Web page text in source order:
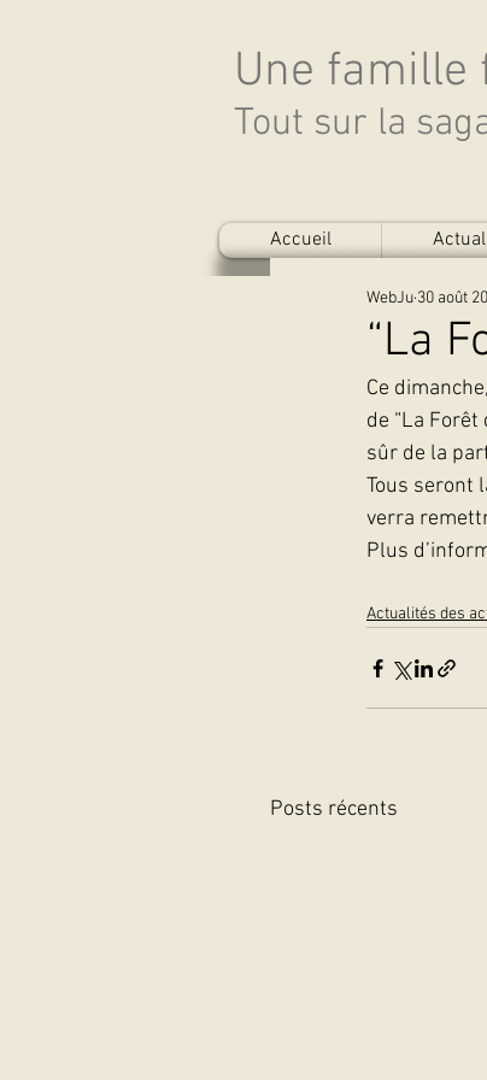
Une famille
Tout sur la
Accueil
“La
WebJu 30 août
Ce
de “La
sûr de la
Tous seront
verra
Plus
Actualités des
Posts récents